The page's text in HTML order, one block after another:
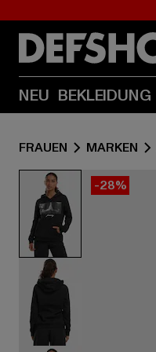
NEU BEKLEIDUNG
FRAUEN MARKEN
-28%